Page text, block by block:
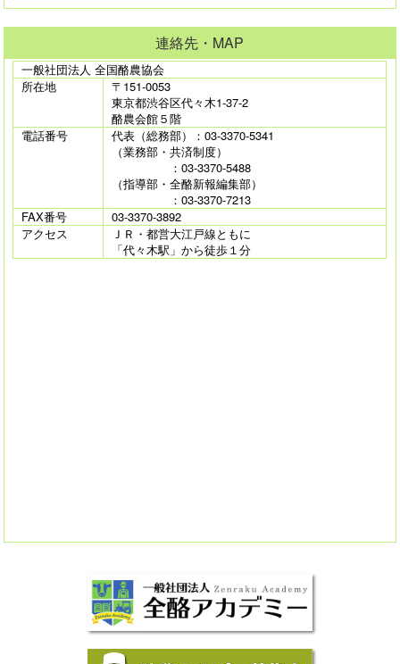
連絡先・MAP
一般社団法人 全国酪農協会
所在地
〒151-0053
東京都渋谷区代々木1-37-2
酪農会館５階
電話番号
代表（総務部）：03-3370-5341
（業務部・共済制度）
：03-3370-5488
（指導部・全酪新報編集部）
：03-3370-7213
FAX番号
03-3370-3892
アクセス
ＪＲ・都営大江戸線ともに
「代々木駅」から徒歩１分